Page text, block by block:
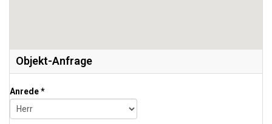
Objekt-Anfrage
Anrede *